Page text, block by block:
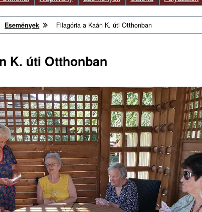
Események Filagória a Kaán K. úti Otthonban
K. úti Otthonban